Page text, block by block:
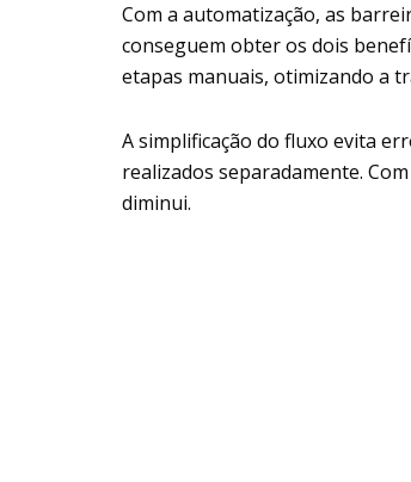
Com a automatização, as
conseguem obter os dois
etapas manuais, otimizando a
A simplificação do fluxo evita
realizados separadamente.
diminui.